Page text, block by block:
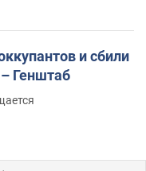
и сбили
Генштаб